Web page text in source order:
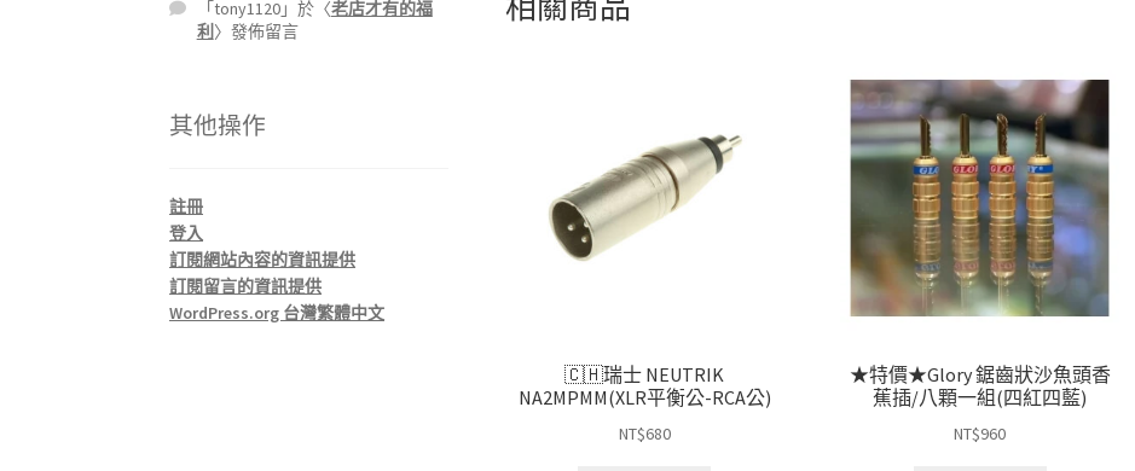
🇨🇭瑞士 NEUTRIK
NA2MPMM(XLR平衡公-RCA公)
NT$680
★特價★Glory 鋸齒狀沙魚頭香
蕉插/八顆一組(四紅四藍)
NT$960
「tony1120」於〈老店才有的福
利 〉發佈留言
其他操作
註冊
登入
訂閱網站內容的資訊提供
訂閱留言的資訊提供
WordPress.org 台灣繁體中文